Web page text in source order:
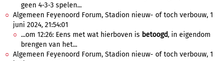
geen 4-3-3 spelen...
Algemeen Feyenoord Forum, Stadion nieuw- of toch verbouw, 1
juni 2024, 21:54:01
...om 12:26: Eens met wat hierboven is betoogd, in eigendom
brengen van het...
Algemeen Feyenoord Forum, Stadion nieuw- of toch verbouw, 1